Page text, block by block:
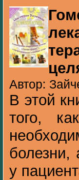
Автор:
В этой
того,
болезни,
у